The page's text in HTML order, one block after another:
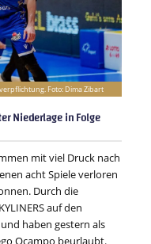
Foto: Dima Zibart
Niederlage in Folge
mit viel Druck nach
acht Spiele verloren
Durch die
auf den
haben gestern als
Ocampo beurlaubt.